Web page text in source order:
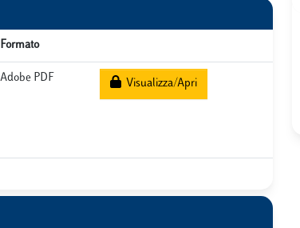
Formato
Adobe PDF Visualizza/Apri